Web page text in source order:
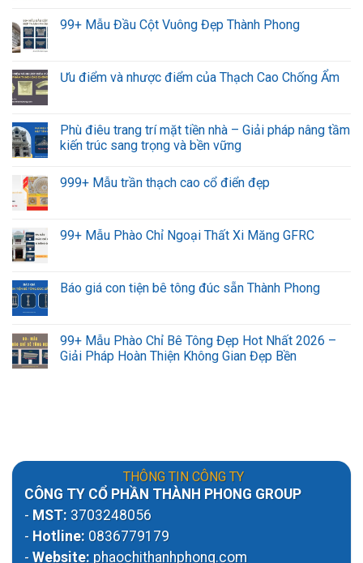
99+ Mẫu Đầu Cột Vuông Đẹp Thành Phong
Ưu điểm và nhược điểm của Thạch Cao Chống Ẩm
Phù điêu trang trí mặt tiền nhà – Giải pháp nâng tầm
kiến trúc sang trọng và bền vững
999+ Mẫu trần thạch cao cổ điển đẹp
99+ Mẫu Phào Chỉ Ngoại Thất Xi Măng GFRC
Báo giá con tiện bê tông đúc sẵn Thành Phong
99+ Mẫu Phào Chỉ Bê Tông Đẹp Hot Nhất 2026 –
Giải Pháp Hoàn Thiện Không Gian Đẹp Bền
THÔNG TIN CÔNG TY
CÔNG TY CỔ PHẦN THÀNH PHONG GROUP
- MST: 3703248056
- Hotline: 0836779179
- Website: phaochithanhphong.com